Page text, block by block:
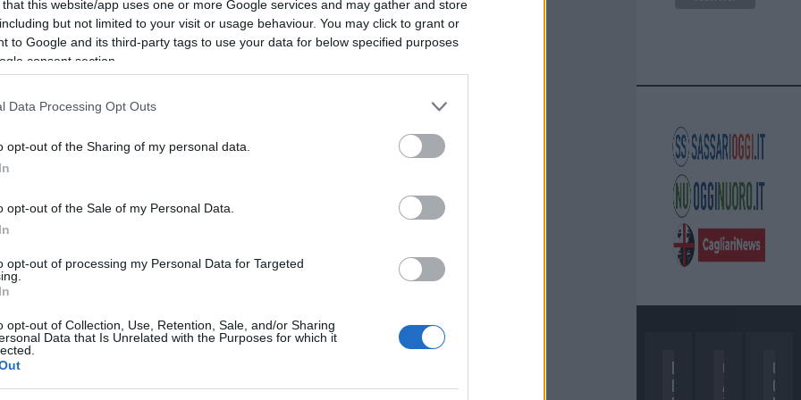
that this website/app uses one or more Google services and may gather and store
but not limited to your visit or usage behaviour. You may click to grant or
to Google and its third-party tags to use your data for below specified purposes
consent section.
Data Processing Opt Outs
opt-out of the Sharing of my personal data.
opt-out of the Sale of my Personal Data.
opt-out of processing my Personal Data for Targeted
opt-out of Collection, Use, Retention, Sale, and/or Sharing
Data that Is Unrelated with the Purposes for which it
con GiGroup
conGigroupper un’importante
nella sede di GiGroup in via Matteo dei
alla ricerca di figure professionali
Per chi non lo sapesse ancora, infatti,
italiana che opera nel mercato del
D
I
C
A
C
O